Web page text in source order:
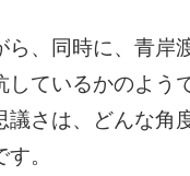
ら、同時に、青岸
ているかのよう
議さは、どんな角
。